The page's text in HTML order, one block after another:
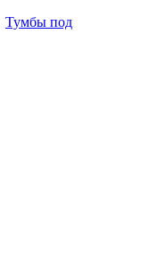
Тумбы под